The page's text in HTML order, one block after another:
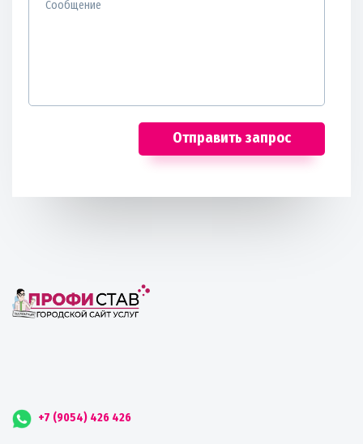
Отправить запрос
+7 (9054) 426 426